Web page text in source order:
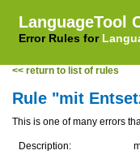
LanguageTool
Error Rules for
<< return to list of rules
Rule "mit
This is one of many errors
Description: